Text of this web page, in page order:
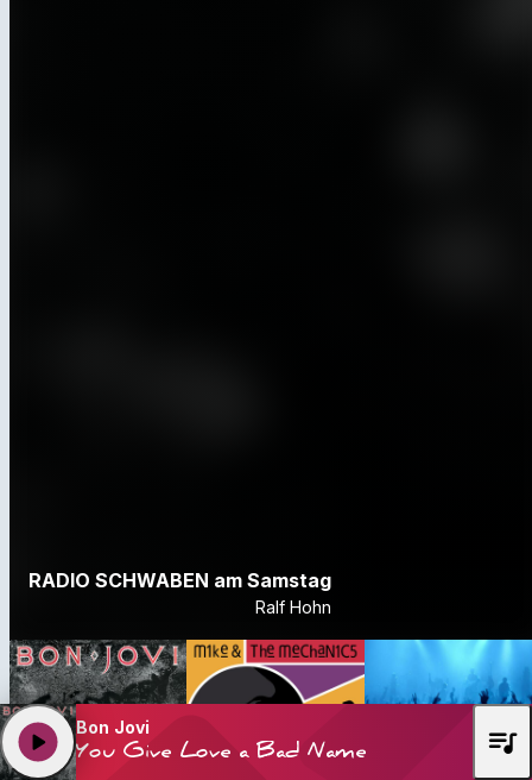
RADIO SCHWABEN am Samstag
Ralf Hohn
Bon Jovi
You Give Love a Bad Name
play_arrow queue_music